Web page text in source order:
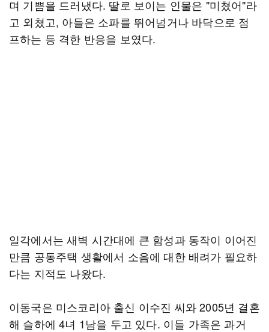
며 기쁨을 드러냈다. 딸로 보이는 인물은 "미쳤어"라
고 외쳤고, 아들은 소파를 뛰어넘거나 바닥으로 점
프하는 등 격한 반응을 보였다.
일각에서는 새벽 시간대에 큰 함성과 동작이 이어진
만큼 공동주택 생활에서 소음에 대한 배려가 필요하
다는 지적도 나왔다.
이동국은 미스코리아 출신 이수진 씨와 2005년 결혼
해 슬하에 4녀 1남을 두고 있다. 이들 가족은 과거